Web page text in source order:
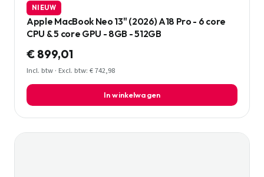
NIEUW
Apple MacBook Neo 13" (2026) A18 Pro - 6 core
CPU & 5 core GPU - 8GB - 512GB
€ 899,01
Incl. btw · Excl. btw: € 742,98
In winkelwagen